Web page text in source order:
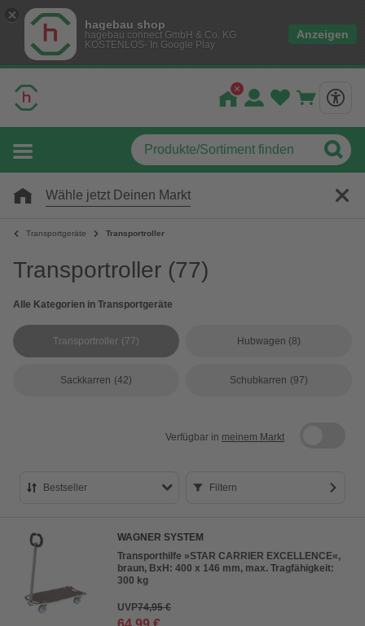
hagebau shop
hagebau connect GmbH & Co. KG
KOSTENLOS- In Google Play
Anzeigen
Wähle jetzt Deinen Markt
Transportgeräte Transportroller
Transportroller (77)
Alle Kategorien in Transportgeräte
Transportroller (77) Hubwagen (8)
Sackkarren (42) Schubkarren (97)
Verfügbar in meinem Markt
Bestseller
Preis aufsteigend
Preis absteigend
Bewertung
Filtern
WAGNER SYSTEM
Transporthilfe »STAR CARRIER EXCELLENCE«,
braun, BxH: 400 x 146 mm, max. Tragfähigkeit:
300 kg
UVP74,95 €